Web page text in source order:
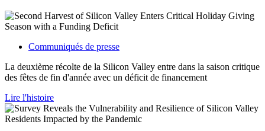
Communiqués de presse
La deuxième récolte de la Silicon Valley entre dans la saison critique
des fêtes de fin d'année avec un déficit de financement
Lire l'histoire